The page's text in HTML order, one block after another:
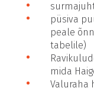
püsiva
peale
tabelile)
mida
Valuraha